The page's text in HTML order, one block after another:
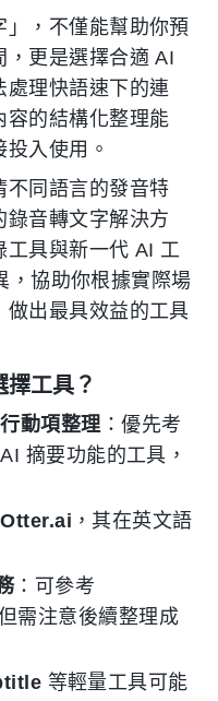
」，不僅能幫助你預
，更是選擇合適 AI
處理快語速下的連
容的結構化整理能
入使用。
不同語言的發音特
錄音轉文字解決方
工具與新一代 AI 工
，協助你根據實際場
做出最具效益的工具
工具？
動項整理：優先考
摘要功能的工具，
Otter.ai ，其在英文語
：可參考
但需注意後續整理成
等輕量工具可能